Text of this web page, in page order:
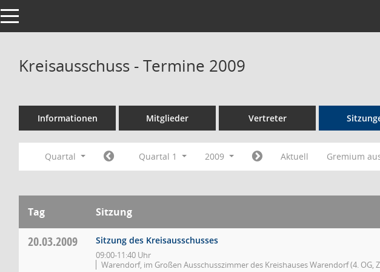
Toggle navigation
Kreisausschuss - Termine 2009
Informationen Mitglieder Vertreter
Quartal Quartal 1 2009 Aktuell Gremium
Tag Sitzung
20.03.2009 Sitzung des Kreisausschusses
09:00-11:40 Uhr
Warendorf, im Großen Ausschusszimmer des Kreishauses Warendorf (4. OG,